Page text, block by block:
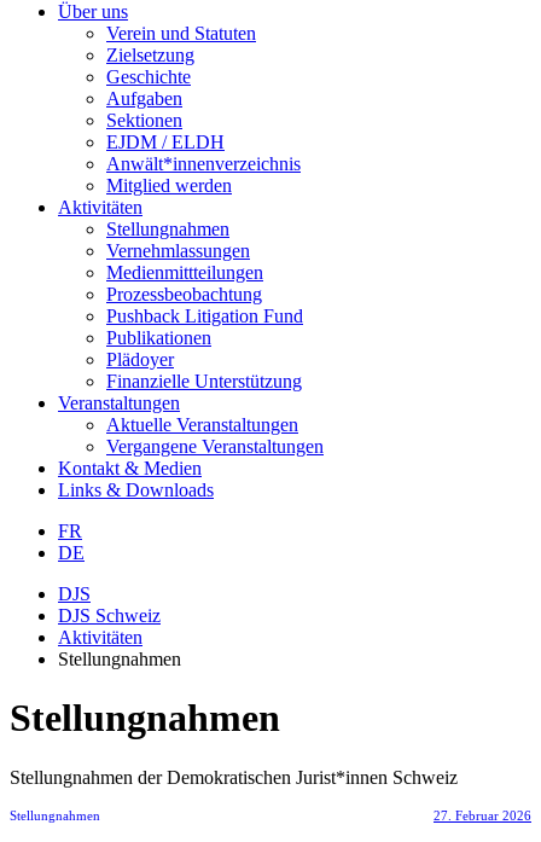
Über uns
Verein und Statuten
Zielsetzung
Geschichte
Aufgaben
Sektionen
EJDM / ELDH
Anwält*innenverzeichnis
Mitglied werden
Aktivitäten
Stellungnahmen
Vernehmlassungen
Medienmittteilungen
Prozessbeobachtung
Pushback Litigation Fund
Publikationen
Plädoyer
Finanzielle Unterstützung
Veranstaltungen
Aktuelle Veranstaltungen
Vergangene Veranstaltungen
Kontakt & Medien
Links & Downloads
FR
DE
DJS
DJS Schweiz
Aktivitäten
Stellungnahmen
Stellungnahmen
Stellungnahmen der Demokratischen Jurist*innen Schweiz
Stellungnahmen 27. Februar 2026